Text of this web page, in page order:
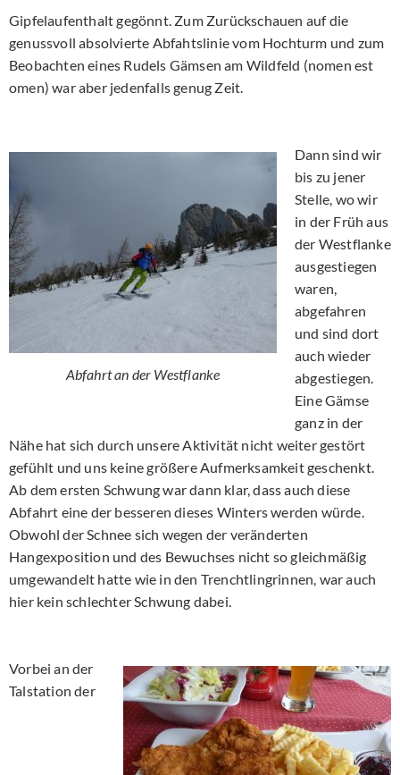
Gipfelaufenthalt gegönnt. Zum Zurückschauen auf die
genussvoll absolvierte Abfahtslinie vom Hochturm und zum
Beobachten eines Rudels Gämsen am Wildfeld (nomen est
omen) war aber jedenfalls genug Zeit.
Abfahrt an der Westflanke
Dann sind wir
bis zu jener
Stelle, wo wir
in der Früh aus
der Westflanke
ausgestiegen
waren,
abgefahren
und sind dort
auch wieder
abgestiegen.
Eine Gämse
ganz in der
Nähe hat sich durch unsere Aktivität nicht weiter gestört
gefühlt und uns keine größere Aufmerksamkeit geschenkt.
Ab dem ersten Schwung war dann klar, dass auch diese
Abfahrt eine der besseren dieses Winters werden würde.
Obwohl der Schnee sich wegen der veränderten
Hangexposition und des Bewuchses nicht so gleichmäßig
umgewandelt hatte wie in den Trenchtlingrinnen, war auch
hier kein schlechter Schwung dabei.
Vorbei an der
Talstation der